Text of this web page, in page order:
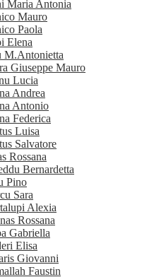
Maria Antonia
Mauro
Paola
Elena
M.Antonietta
Giuseppe Mauro
Lucia
Andrea
Antonio
Federica
Luisa
Salvatore
Rossana
Bernardetta
Pino
Sara
Alexia
Rossana
Gabriella
Elisa
Giovanni
Faustin